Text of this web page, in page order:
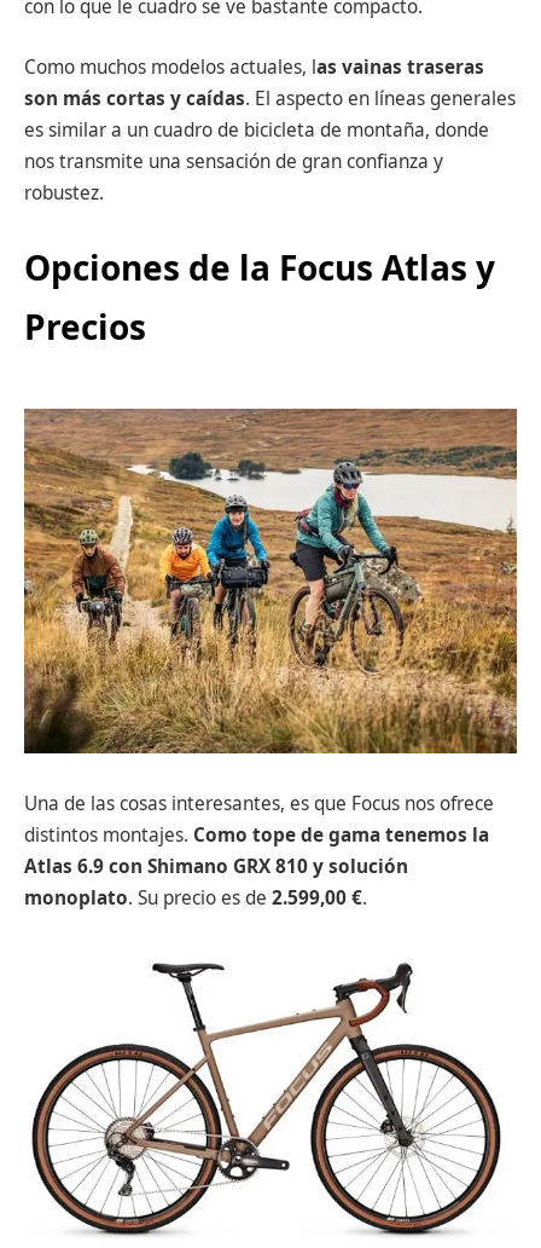
con lo que le cuadro se ve bastante compacto.
Como muchos modelos actuales, las vainas traseras
son más cortas y caídas. El aspecto en líneas generales
es similar a un cuadro de bicicleta de montaña, donde
nos transmite una sensación de gran confianza y
robustez.
Opciones de la Focus Atlas y
Precios
Una de las cosas interesantes, es que Focus nos ofrece
distintos montajes. Como tope de gama tenemos la
Atlas 6.9con Shimano GRX 810 y solución
monoplato. Su precio es de 2.599,00 €.